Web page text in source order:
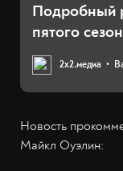
Подробный
пятого
2х2.медиа
Новость
Майкл Оуэлин: